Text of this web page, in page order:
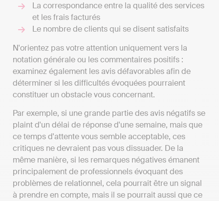
La correspondance entre la qualité des services
et les frais facturés
Le nombre de clients qui se disent satisfaits
N'orientez pas votre attention uniquement vers la
notation générale ou les commentaires positifs :
examinez également les avis défavorables afin de
déterminer si les difficultés évoquées pourraient
constituer un obstacle vous concernant.
Par exemple, si une grande partie des avis négatifs se
plaint d'un délai de réponse d'une semaine, mais que
ce temps d'attente vous semble acceptable, ces
critiques ne devraient pas vous dissuader. De la
même manière, si les remarques négatives émanent
principalement de professionnels évoquant des
problèmes de relationnel, cela pourrait être un signal
à prendre en compte, mais il se pourrait aussi que ce